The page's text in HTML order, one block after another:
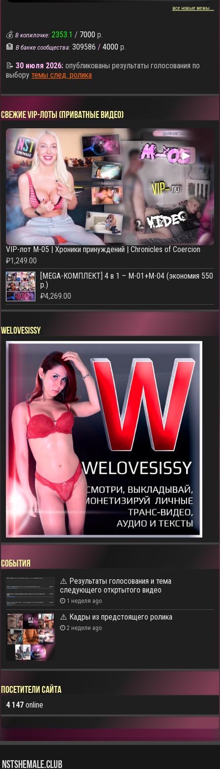
все новые мемы...
💰В копилочке: 2353.1 / 7000 р.
🏦В банке сообщества: 309586 / 4000 р.
📝30 июля 2026: опубликованы результаты голосования по
выборутемы след. ролика
СВЕЖИЕ VIP-ЛОТЫ (ПРИВАТНЫЕ ВИДЕО)
▶
VIP-лот M-05 | Хроники принуждений | Chronicles of Coercion
₽1,249.00
[MEGA-КОМПЛЕКТ] 4 в 1 – M-01+M-04 (экономия 550
р.)
₽4,269.00
WELOVESISSY
СОБЫТИЯ
⚠️ Результаты голосования и тема
следующего откртытого видео
1 неделя ago
⚠️ Кадры из предстоящего ролика
2 недели ago
Посетители сайта
4 147 online
NstShemale.Club